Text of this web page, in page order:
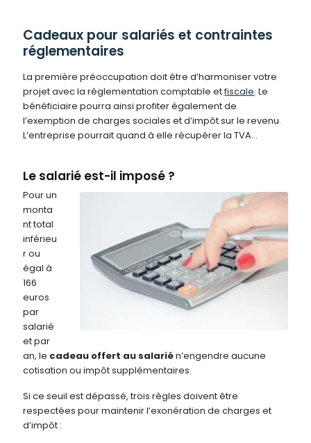
Cadeaux pour salariés et contraintes
réglementaires
La première préoccupation doit être d’harmoniser votre
projet avec la réglementation comptable etfiscale. Le
bénéficiaire pourra ainsi profiter également de
l’exemption de charges sociales et d’impôt sur le revenu.
L’entreprise pourrait quand à elle récupérer la TVA…
Le salarié est-il imposé ?
Pour un
monta
nt total
inférieu
r ou
égal à
166
euros
par
salarié
et par
an, le cadeau offert au salarién’engendre aucune
cotisation ou impôt supplémentaires.
Si ce seuil est dépassé, trois règles doivent être
respectées pour maintenir l’exonération de charges et
d’impôt :